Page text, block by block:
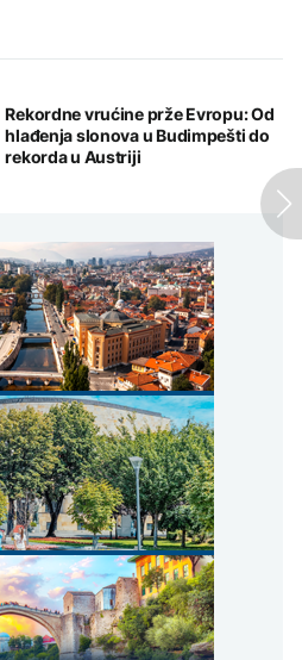
Rekordne vrućine prže Evropu: Od
hlađenja slonova u Budimpešti do
rekorda u Austriji